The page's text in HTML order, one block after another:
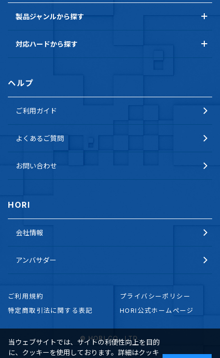
製品ジャンルから探す
対応ハードから探す
ヘルプ
ご利用ガイド
よくあるご質問
お問い合わせ
HORI
会社情報
アンバサダー
ご利用規約
プライバシーポリシー
特定商取引法に関する表記
HORI公式ホームページ
© HORI CO., LTD.
当ウェブサイトでは、サイトの利便性向上を目的
に、クッキーを使用しております。詳細はクッキ